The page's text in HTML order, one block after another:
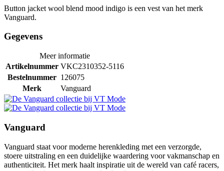
Button jacket wool blend mood indigo is een vest van het merk
Vanguard.
Gegevens
Meer informatie
Artikelnummer VKC2310352-5116
Bestelnummer 126075
Merk
Vanguard
Vanguard
Vanguard staat voor moderne herenkleding met een verzorgde,
stoere uitstraling en een duidelijke waardering voor vakmanschap en
authenticiteit. Het merk haalt inspiratie uit de wereld van café racers,